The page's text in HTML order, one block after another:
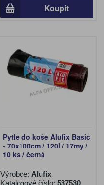
Koupit
Pytle do koše Alufix Basic
- 70x100cm / 120l / 17my /
10 ks / černá
Výrobce: Alufix
Katalogové číslo: 537530